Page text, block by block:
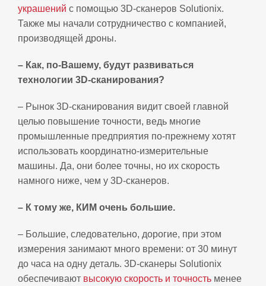
украшений с помощью 3D-сканеров Solutionix.
Также мы начали сотрудничество с компанией,
производящей дроны.
– Как, по-Вашему, будут развиваться
технологии 3D-сканирования?
– Рынок 3D-сканирования видит своей главной
целью повышение точности, ведь многие
промышленные предприятия по-прежнему хотят
использовать координатно-измерительные
машины. Да, они более точны, но их скорость
намного ниже, чем у 3D-сканеров.
– К тому же, КИМ очень большие.
– Большие, следовательно, дорогие, при этом
измерения занимают много времени: от 30 минут
до часа на одну деталь. 3D-сканеры Solutionix
обеспечивают высокую скорость и точность менее